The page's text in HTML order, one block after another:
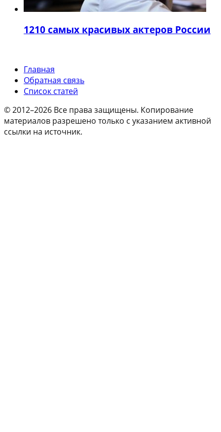
1210 самых красивых актеров России
Главная
Обратная связь
Список статей
© 2012–2026 Все права защищены. Копирование
материалов разрешено только с указанием активной
ссылки на источник.